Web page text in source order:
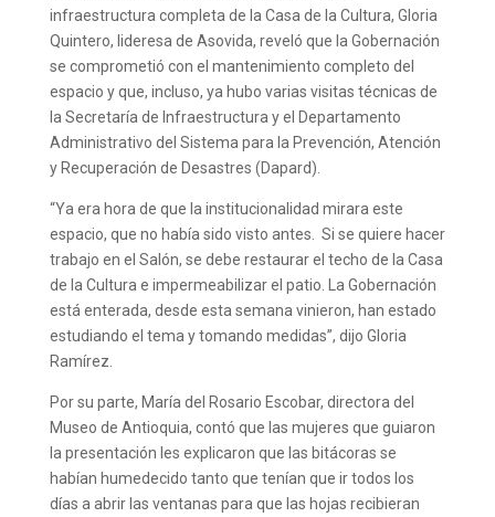
infraestructura completa de la Casa de la Cultura, Gloria
Quintero, lideresa de Asovida, reveló que la Gobernación
se comprometió con el mantenimiento completo del
espacio y que, incluso, ya hubo varias visitas técnicas de
la Secretaría de Infraestructura y el Departamento
Administrativo del Sistema para la Prevención, Atención
y Recuperación de Desastres (Dapard).
“Ya era hora de que la institucionalidad mirara este
espacio, que no había sido visto antes. Si se quiere hacer
trabajo en el Salón, se debe restaurar el techo de la Casa
de la Cultura e impermeabilizar el patio. La Gobernación
está enterada, desde esta semana vinieron, han estado
estudiando el tema y tomando medidas”, dijo Gloria
Ramírez.
Por su parte, María del Rosario Escobar, directora del
Museo de Antioquia, contó que las mujeres que guiaron
la presentación les explicaron que las bitácoras se
habían humedecido tanto que tenían que ir todos los
días a abrir las ventanas para que las hojas recibieran